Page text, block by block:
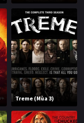
Treme (Mùa 3)